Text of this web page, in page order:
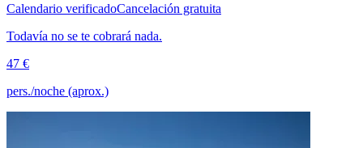
Calendario verificadoCancelación gratuita
Todavía no se te cobrará nada.
47 €
pers./noche (aprox.)